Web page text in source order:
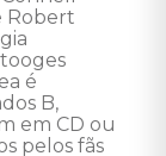
Robert
é
B,
em CD ou
pelos fãs